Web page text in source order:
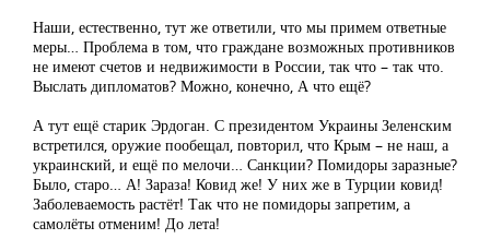
Наши, естественно, тут же ответили, что мы примем ответные
меры… Проблема в том, что граждане возможных противников
не имеют счетов и недвижимости в России, так что – так что.
Выслать дипломатов? Можно, конечно, А что ещё?
А тут ещё старик Эрдоган. С президентом Украины Зеленским
встретился, оружие пообещал, повторил, что Крым – не наш, а
украинский, и ещё по мелочи… Санкции? Помидоры заразные?
Было, старо… А! Зараза! Ковид же! У них же в Турции ковид!
Заболеваемость растёт! Так что не помидоры запретим, а
самолёты отменим! До лета!